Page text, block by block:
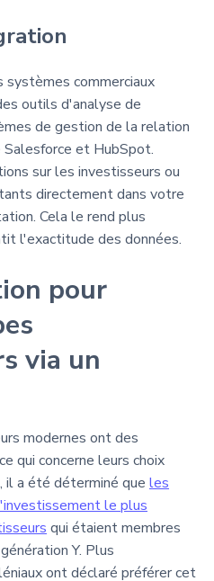
systèmes commerciaux
outils d'analyse de
de gestion de la relation
et HubSpot.
sur les investisseurs ou
directement dans votre
Cela le rend plus
l'exactitude des données.
pour
via un
modernes ont des
qui concerne leurs choix
a été déterminé que les
le plus
qui étaient membres
Y. Plus
ont déclaré préférer cet